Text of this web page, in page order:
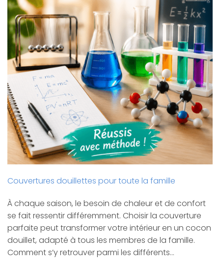
Couvertures douillettes pour toute la famille
À chaque saison, le besoin de chaleur et de confort
se fait ressentir différemment. Choisir la couverture
parfaite peut transformer votre intérieur en un cocon
douillet, adapté à tous les membres de la famille.
Comment s’y retrouver parmi les différents…